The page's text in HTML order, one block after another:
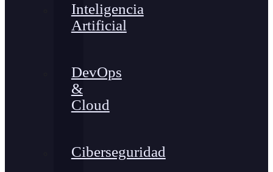
Inteligencia
Artificial
DevOps
&
Cloud
Ciberseguridad